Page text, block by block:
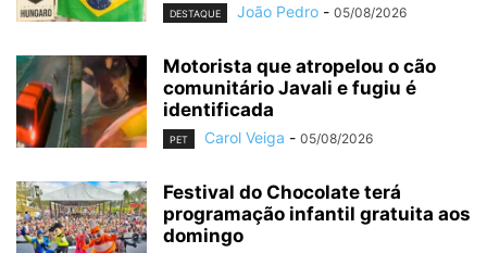
DESTAQUE João Pedro - 05/08/2026
Motorista que atropelou o cão
comunitário Javali e fugiu é
identificada
PET Carol Veiga - 05/08/2026
Festival do Chocolate terá
programação infantil gratuita aos
domingo